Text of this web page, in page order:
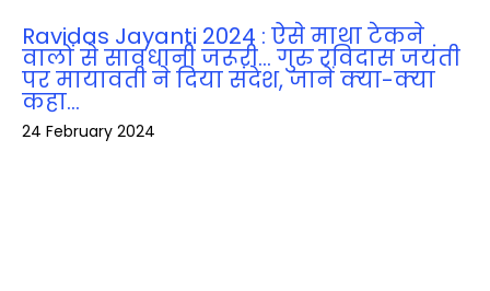
Ravidas Jayanti 2024 : ऐसे माथा टेकने
वालों से सावधानी जरूरी… गुरु रविदास जयंती
पर मायावती ने दिया संदेश, जानें क्‍या-क्‍या
कहा…
24 February 2024